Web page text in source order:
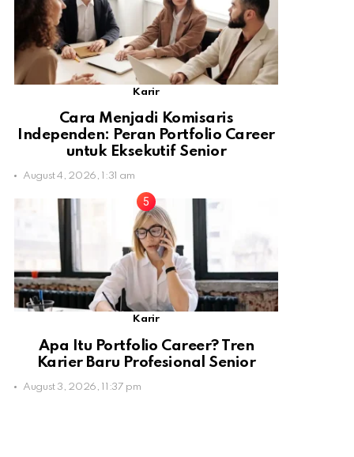
Karir
Cara Menjadi Komisaris
Independen: Peran Portfolio Career
untuk Eksekutif Senior
August 4, 2026, 1:31 am
Karir
Apa Itu Portfolio Career? Tren
Karier Baru Profesional Senior
August 3, 2026, 11:37 pm